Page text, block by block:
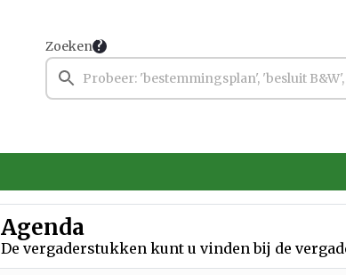
Zoeken
Agenda
De vergaderstukken kunt u vinden bij de